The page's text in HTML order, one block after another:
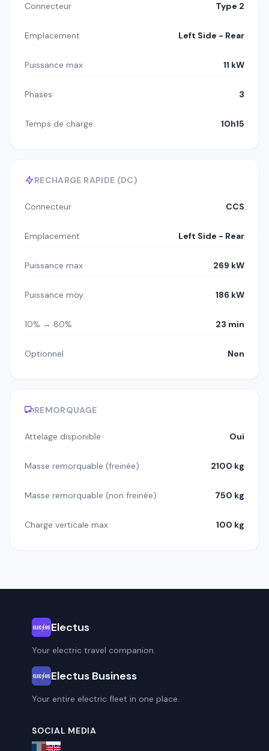
Connecteur Type 2
Emplacement Left Side - Rear
Puissance max 11 kW
Phases 3
Temps de charge 10h15
RECHARGE RAPIDE (DC)
Connecteur CCS
Emplacement Left Side - Rear
Puissance max 269 kW
Puissance moy. 186 kW
10% → 80% 23 min
Optionnel Non
REMORQUAGE
Attelage disponible Oui
Masse remorquable (freinée) 2100 kg
Masse remorquable (non freinée) 750 kg
Charge verticale max 100 kg
Electus
Your electric travel companion.
Electus Business
Your entire electric fleet in one place.
SOCIAL MEDIA